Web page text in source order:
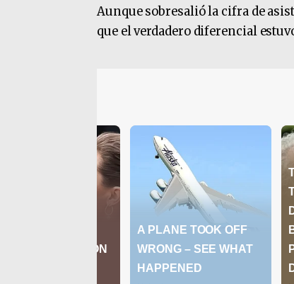
Aunque sobresalió la cifra de
que el verdadero diferencial